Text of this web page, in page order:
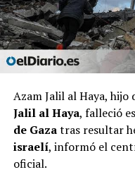
Azam Jalil al Haya, hijo
Jalil al Haya, falleció
de Gazatras resultar
israelí, informó el
oficial.